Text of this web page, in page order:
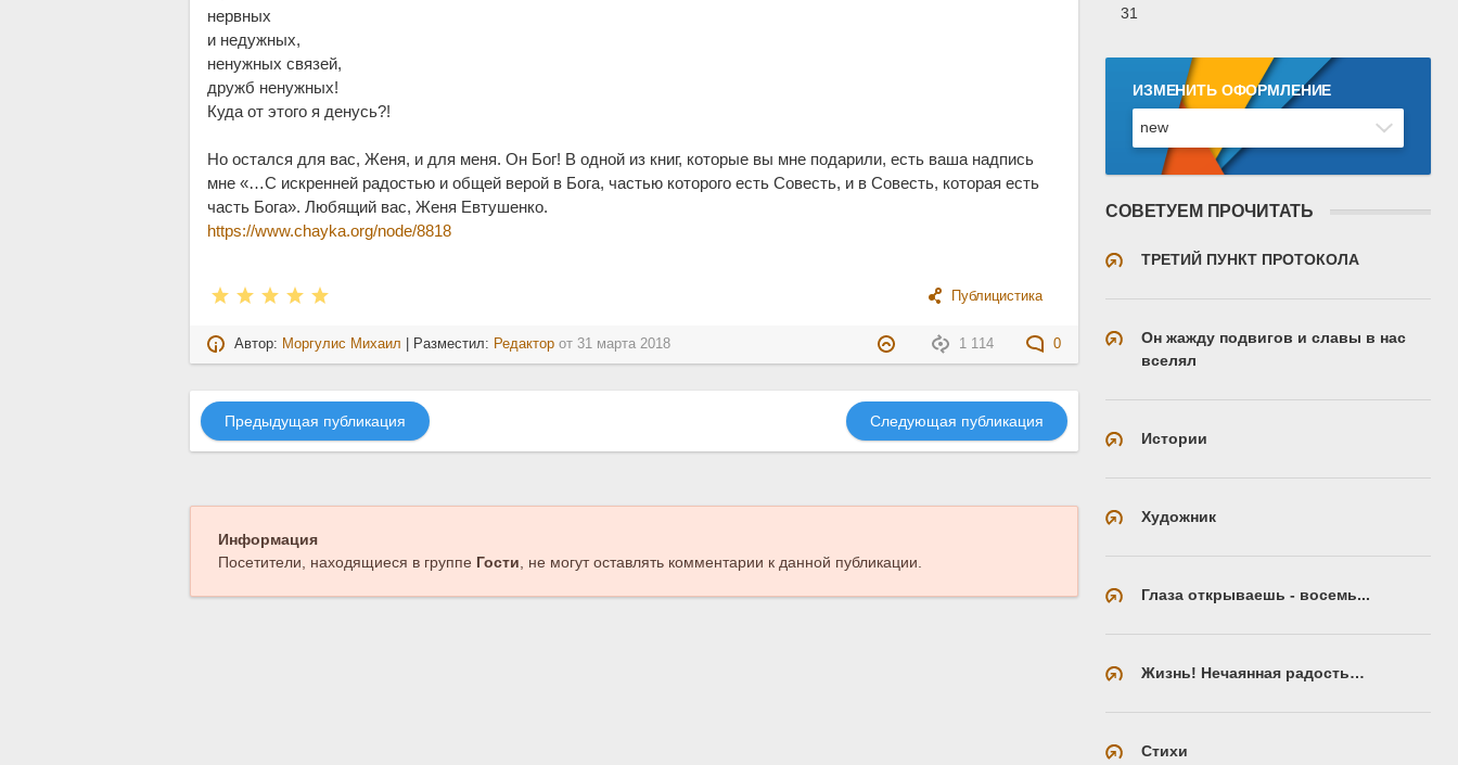
нервных
и недужных,
ненужных связей,
дружб ненужных!
Куда от этого я денусь?!
Но остался для вас, Женя, и для меня. Он Бог! В одной из книг, которые вы мне подарили, есть ваша надпись
мне «…С искренней радостью и общей верой в Бога, частью которого есть Совесть, и в Совесть, которая есть
часть Бога». Любящий вас, Женя Евтушенко.
https://www.chayka.org/node/8818
Публицистика
1 114 0
Автор: Моргулис Михаил | Разместил: Редактор от 31 марта 2018
Предыдущая публикация Следующая публикация
Информация
Посетители, находящиеся в группе Гости , не могут оставлять комментарии к данной публикации.
31
ИЗМЕНИТЬ ОФОРМЛЕНИЕ
СОВЕТУЕМ ПРОЧИТАТЬ
ТРЕТИЙ ПУНКТ ПРОТОКОЛА
Он жажду подвигов и славы в нас
вселял
Истории
Художник
Глаза открываешь - восемь...
Жизнь! Нечаянная радость…
Стихи